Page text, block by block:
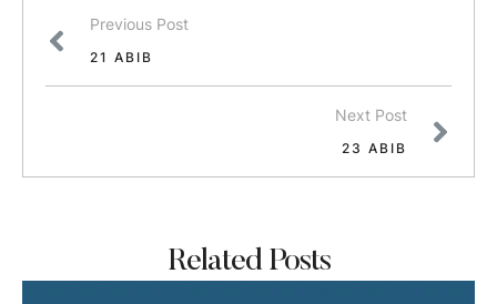
Previous Post
21 ABIB
Next Post
23 ABIB
Related Posts